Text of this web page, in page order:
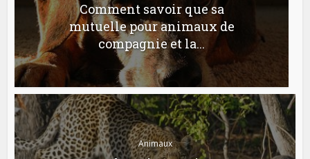
Comment savoir que sa
mutuelle pour animaux de
compagnie et la...
Animaux